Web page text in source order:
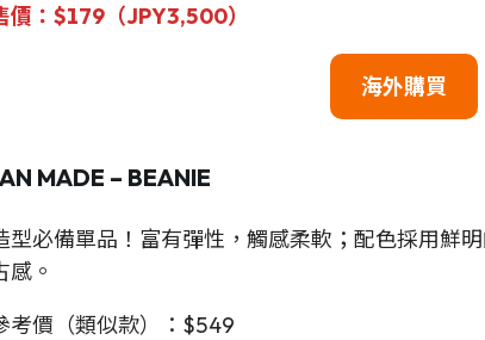
價 ：$179（JPY3,500）
海外購買
MADE – BEANIE
型必備單品！富有彈性，觸感柔軟；配色採用鮮
感。
考價（類似款）：$549